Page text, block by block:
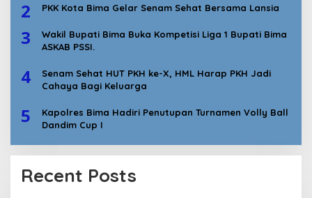
2 PKK Kota Bima Gelar Senam Sehat Bersama Lansia
3
Wakil Bupati Bima Buka Kompetisi Liga 1 Bupati Bima
ASKAB PSSI.
4
Senam Sehat HUT PKH ke-X, HML Harap PKH Jadi
Cahaya Bagi Keluarga
5
Kapolres Bima Hadiri Penutupan Turnamen Volly Ball
Dandim Cup I
Recent Posts